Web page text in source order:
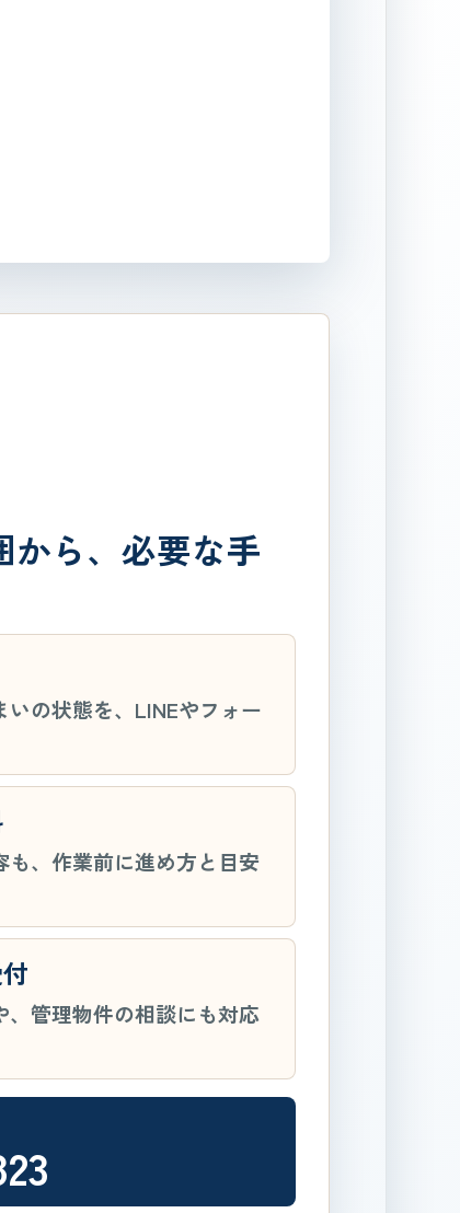
から、必要な手
の状態を、LINEやフォー
も、作業前に進め方と目安
、管理物件の相談にも対応